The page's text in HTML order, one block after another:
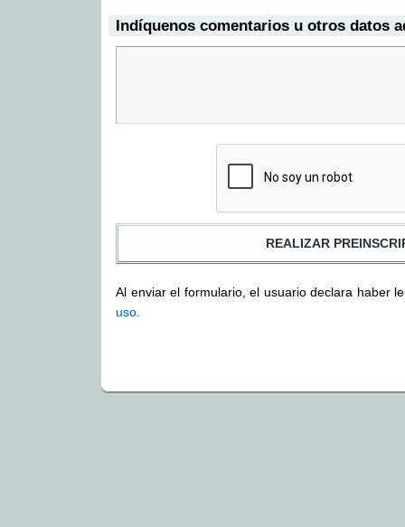
Indíquenos comentarios u otros datos
Al enviar el formulario, el usuario declara haber
uso.